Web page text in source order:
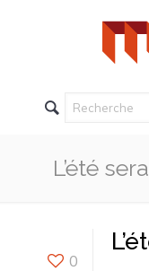
L’été
0